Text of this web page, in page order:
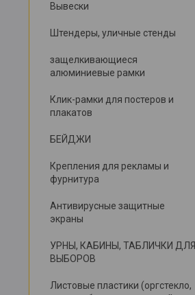
Вывески
Штендеры, уличные стенды
защелкивающиеся
алюминиевые рамки
Клик-рамки для постеров и
плакатов
БЕЙДЖИ
Крепления для рекламы и
фурнитура
Антивирусные защитные
экраны
УРНЫ, КАБИНЫ, ТАБЛИЧКИ ДЛЯ
ВЫБОРОВ
Листовые пластики (оргстекло,